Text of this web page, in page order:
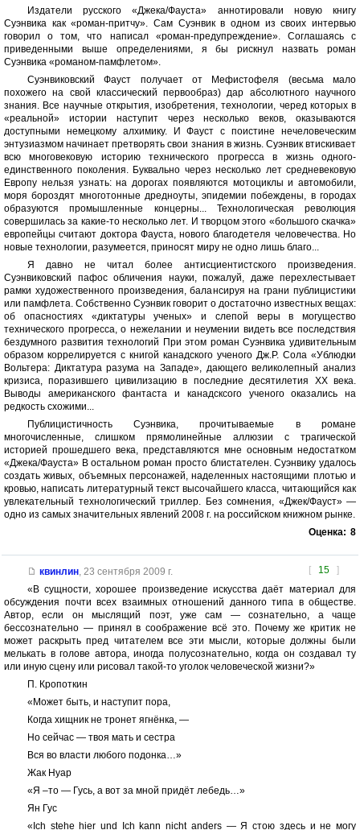
Издатели русского «Джека/Фауста» аннотировали новую книгу
Суэнвика как «роман-притчу». Сам Суэнвик в одном из своих интервью
говорил о том, что написал «роман-предупреждение». Соглашаясь с
приведенными выше определениями, я бы рискнул назвать роман
Суэнвика «романом-памфлетом».
Суэнвиковский Фауст получает от Мефистофеля (весьма мало
похожего на свой классический первообраз) дар абсолютного научного
знания. Все научные открытия, изобретения, технологии, черед которых в
«реальной» истории наступит через несколько веков, оказываются
доступными немецкому алхимику. И Фауст с поистине нечеловеческим
энтузиазмом начинает претворять свои знания в жизнь. Суэнвик втискивает
всю многовековую историю технического прогресса в жизнь одного-
единственного поколения. Буквально через несколько лет средневековую
Европу нельзя узнать: на дорогах появляются мотоциклы и автомобили,
моря бороздят многотонные дредноуты, эпидемии побеждены, в городах
образуются промышленные концерны... Технологическая революция
совершилась за какие-то несколько лет. И творцом этого «большого скачка»
европейцы считают доктора Фауста, нового благодетеля человечества. Но
новые технологии, разумеется, приносят миру не одно лишь благо...
Я давно не читал более антисциентистского произведения.
Суэнвиковский пафос обличения науки, пожалуй, даже перехлестывает
рамки художественного произведения, балансируя на грани публицистики
или памфлета. Собственно Суэнвик говорит о достаточно известных вещах:
об опасностиях «диктатуры ученых» и слепой веры в могущество
технического прогресса, о нежелании и неумении видеть все последствия
бездумного развития технологий При этом роман Суэнвика удивительным
образом коррелируется с книгой канадского ученого Дж.Р. Сола «Ублюдки
Вольтера: Диктатура разума на Западе», дающего великолепный анализ
кризиса, поразившего цивилизацию в последние десятилетия ХХ века.
Выводы американского фантаста и канадсксого ученого оказались на
редкость схожими...
Публицистичность Суэнвика, прочитываемые в романе
многочисленные, слишком прямолинейные аллюзии с трагической
историей прошедшего века, представляются мне основным недостатком
«Джека/Фауста» В остальном роман просто блистателен. Суэнвику удалось
создать живых, объемных персонажей, наделенных настоящими плотью и
кровью, написать литературный текст высочайшего класса, читающийся как
увлекательный технологический триллер. Без сомнения, «Джек/Фауст» —
одно из самых значительных явлений 2008 г. на российском книжном рынке.
Оценка: 8
[ 15 ]
квинлин, 23 сентября 2009 г.
«В сущности, хорошее произведение искусства даёт материал для
обсуждения почти всех взаимных отношений данного типа в обществе.
Автор, если он мыслящий поэт, уже сам — сознательно, а чаще
бессознательно — принял в соображение всё это. Почему же критик не
может раскрыть пред читателем все эти мысли, которые должны были
мелькать в голове автора, иногда полусознательно, когда он создавал ту
или иную сцену или рисовал такой-то уголок человеческой жизни?»
П. Кропоткин
«Может быть, и наступит пора,
Когда хищник не тронет ягнёнка, —
Но сейчас — твоя мать и сестра
Вся во власти любого подонка…»
Жак Нуар
«Я –то — Гусь, а вот за мной придёт лебедь…»
Ян Гус
«Ich stehe hier und Ich kann nicht anders — Я стою здесь и не могу